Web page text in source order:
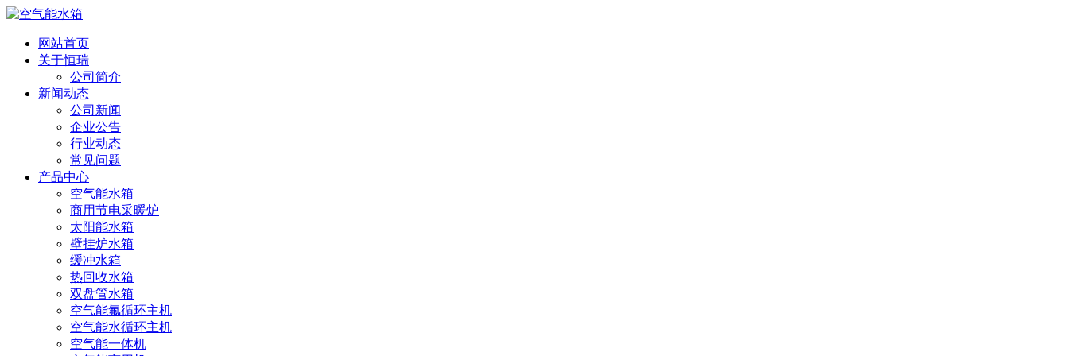
网站首页
关于恒瑞
公司简介
新闻动态
公司新闻
企业公告
行业动态
常见问题
产品中心
空气能水箱
商用节电采暖炉
太阳能水箱
壁挂炉水箱
缓冲水箱
热回收水箱
双盘管水箱
空气能氟循环主机
空气能水循环主机
空气能一体机